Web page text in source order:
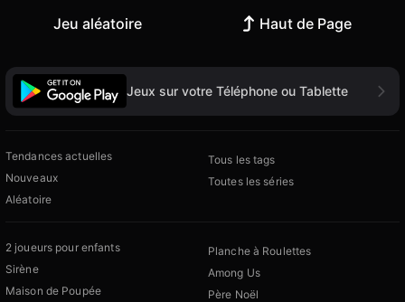
Jeu aléatoire Haut de Page
Jeux sur votre Téléphone ou Tablette
Tendances actuelles
Nouveaux
Aléatoire
Tous les tags
Toutes les séries
2 joueurs pour enfants
Sirène
Maison de Poupée
Planche à Roulettes
Among Us
Père Noël